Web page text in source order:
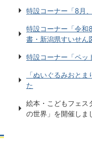
特設コーナー「8月
特設コーナー「令和
書・新潟県すいせん
特設コーナー「ペッ
「ぬいぐるみおと
た
絵本・こどもフェス
の世界」を開催しま